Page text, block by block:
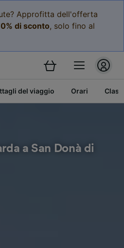
Approfitta dell'offerta
di sconto, solo fino al
del viaggio Orari
a San Donà di